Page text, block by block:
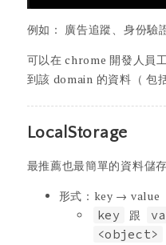
例如： 廣告追蹤、身份驗
可以在 chrome 開發人員
到該 domain 的資料（ 包
LocalStorage
最推薦也最簡單的資料儲存
形式：key → value
key
跟
<object>